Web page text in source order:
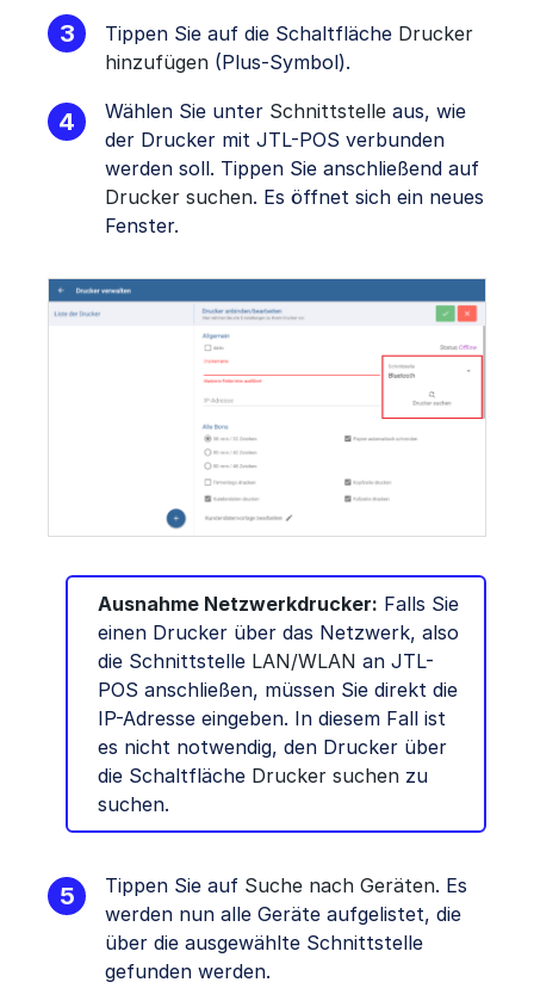
Tippen Sie auf die Schaltfläche Drucker
hinzufügen (Plus-Symbol).
Wählen Sie unter Schnittstelle aus, wie
der Drucker mit JTL-POS verbunden
werden soll. Tippen Sie anschließend auf
Drucker suchen. Es öffnet sich ein neues
Fenster.
Ausnahme Netzwerkdrucker: Falls Sie
einen Drucker über das Netzwerk, also
die Schnittstelle LAN/WLAN an JTL-
POS anschließen, müssen Sie direkt die
IP-Adresse eingeben. In diesem Fall ist
es nicht notwendig, den Drucker über
die Schaltfläche Drucker suchen zu
suchen.
Tippen Sie auf Suche nach Geräten. Es
werden nun alle Geräte aufgelistet, die
über die ausgewählte Schnittstelle
gefunden werden.